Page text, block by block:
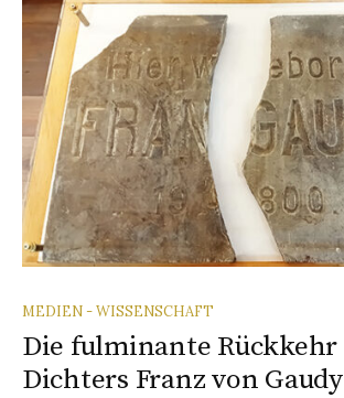
MEDIEN - WISSENSCHAFT
Die fulminante Rückkehr
Dichters Franz von Gaudy